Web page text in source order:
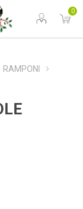
0
RAMPONI